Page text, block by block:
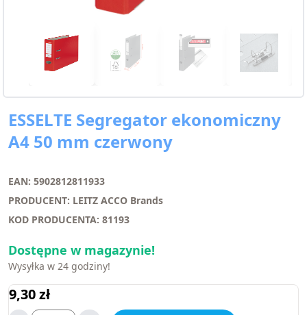
ESSELTE Segregator ekonomiczny
A4 50 mm czerwony
EAN: 5902812811933
PRODUCENT: LEITZ ACCO Brands
KOD PRODUCENTA: 81193
Dostępne w magazynie!
Wysyłka w 24 godziny!
9,30zł